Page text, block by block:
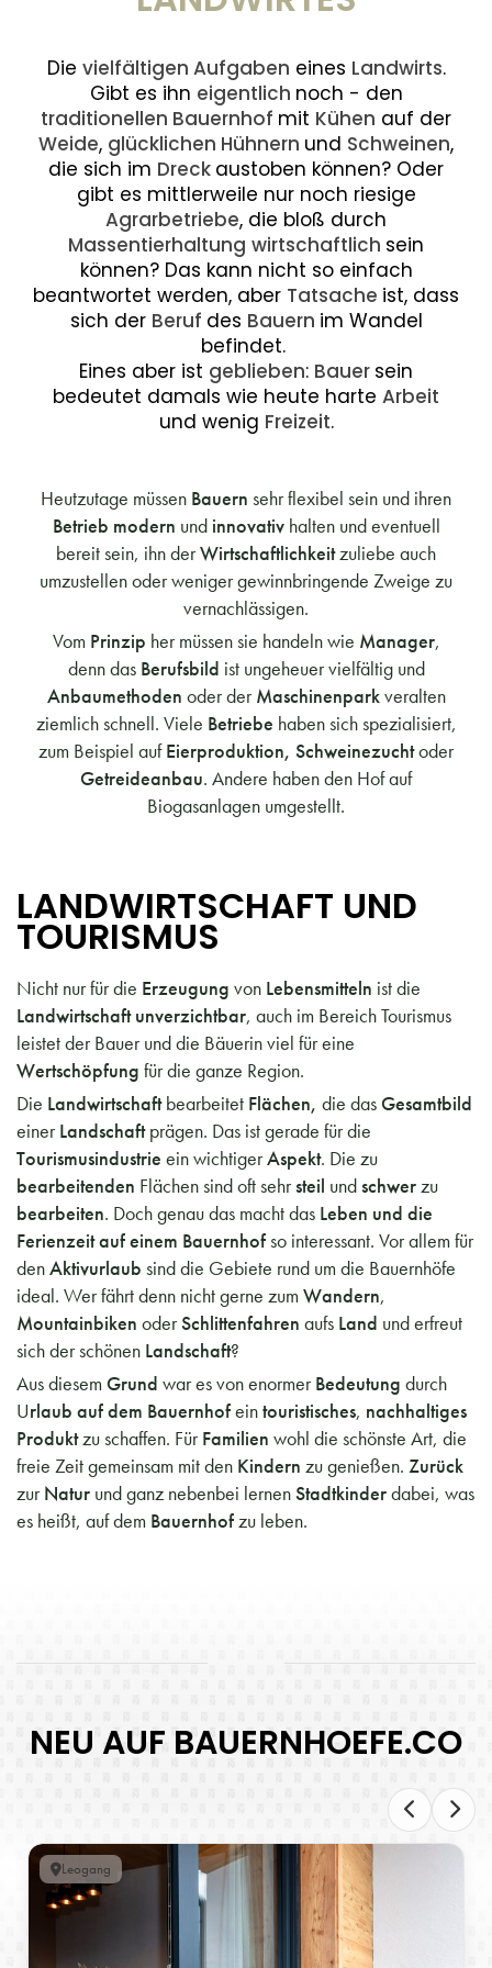
Die vielfältigen Aufgaben eines Landwirts.
Gibt es ihn eigentlich noch - den
traditionellen Bauernhof mit Kühen auf der
Weide, glücklichen Hühnern und Schweinen,
die sich im Dreck austoben können? Oder
gibt es mittlerweile nur noch riesige
Agrarbetriebe, die bloß durch
Massentierhaltung wirtschaftlich sein
können? Das kann nicht so einfach
beantwortet werden, aber Tatsache ist, dass
sich der Beruf des Bauern im Wandel
befindet.
Eines aber ist geblieben: Bauer sein
bedeutet damals wie heute harte Arbeit
und wenig Freizeit.
Heutzutage müssen Bauern sehr flexibel sein und ihren
Betrieb modern und innovativ halten und eventuell
bereit sein, ihn derWirtschaftlichkeitzuliebe auch
umzustellen oder weniger gewinnbringende Zweige zu
vernachlässigen.
Vom Prinzip her müssen sie handeln wie Manager,
denn das Berufsbild ist ungeheuer vielfältig und
Anbaumethoden oder derMaschinenparkveralten
ziemlich schnell. Viele Betriebe haben sich spezialisiert,
zum Beispiel aufEierproduktion, Schweinezuchtoder
Getreideanbau. Andere haben den Hof auf
Biogasanlagen umgestellt.
LANDWIRTSCHAFT UND
TOURISMUS
Nicht nur für die Erzeugung von Lebensmitteln ist die
Landwirtschaft unverzichtbar, auch im Bereich Tourismus
leistet der Bauer und die Bäuerin viel für eine
Wertschöpfung für die ganze Region.
Die Landwirtschaftbearbeitet Flächen, die das Gesamtbild
einerLandschaftprägen. Das ist gerade für die
Tourismusindustrie ein wichtigerAspekt. Die zu
bearbeitenden Flächen sind oft sehrsteil undschwerzu
bearbeiten. Doch genau das macht das Leben und die
Ferienzeit auf einem Bauernhofso interessant. Vor allem für
denAktivurlaub sind die Gebiete rund um die Bauernhöfe
ideal. Wer fährt denn nicht gerne zum Wandern,
Mountainbiken oderSchlittenfahren aufs Land und erfreut
sich der schönen Landschaft?
Aus diesem Grund war es von enormerBedeutung durch
Urlaub auf dem Bauernhofeintouristisches, nachhaltiges
Produktzu schaffen. FürFamilien wohl die schönste Art, die
freie Zeit gemeinsam mit den Kindern zu genießen. Zurück
zurNatur und ganz nebenbei lernenStadtkinderdabei, was
es heißt, auf dem Bauernhofzu leben.
NEU AUF BAUERNHOEFE.CO
Leogang